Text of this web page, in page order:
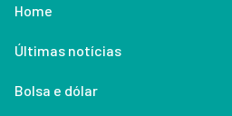
Home
Últimas notícias
Bolsa e dólar